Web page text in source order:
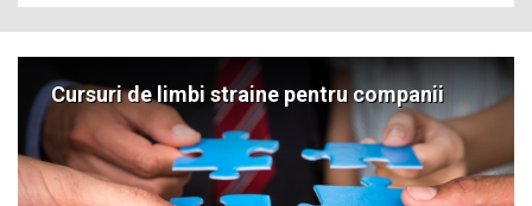
Cursuri de limbi straine pentru companii